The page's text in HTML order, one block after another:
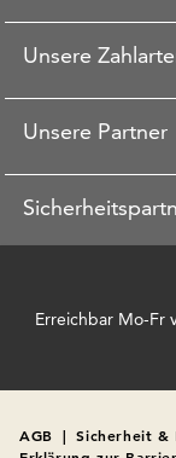
Unsere
Unsere Partner
Erreichbar Mo-Fr
AGB | Sicherheit &